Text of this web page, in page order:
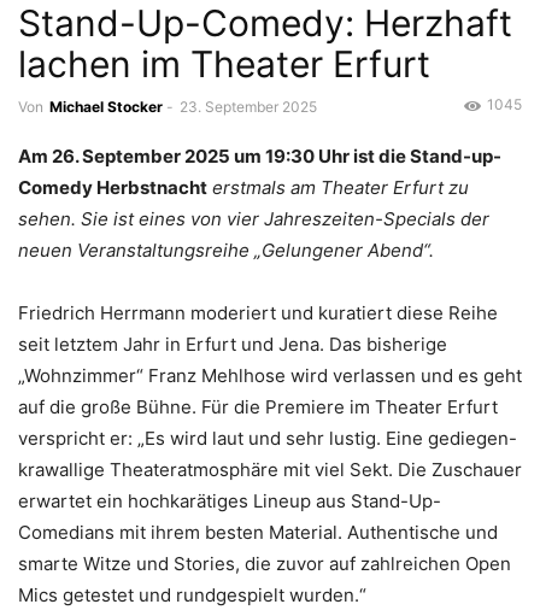
Stand-Up-Comedy: Herzhaft
lachen im Theater Erfurt
Von Michael Stocker - 23. September 2025 1045
Am 26. September 2025 um 19:30 Uhr ist die Stand-up-
Comedy Herbstnacht erstmals am Theater Erfurt zu
sehen. Sie ist eines von vier Jahreszeiten-Specials der
neuen Veranstaltungsreihe „Gelungener Abend“.
Friedrich Herrmann moderiert und kuratiert diese Reihe
seit letztem Jahr in Erfurt und Jena. Das bisherige
„Wohnzimmer“ Franz Mehlhose wird verlassen und es geht
auf die große Bühne. Für die Premiere im Theater Erfurt
verspricht er: „Es wird laut und sehr lustig. Eine gediegen-
krawallige Theateratmosphäre mit viel Sekt. Die Zuschauer
erwartet ein hochkarätiges Lineup aus Stand-Up-
Comedians mit ihrem besten Material. Authentische und
smarte Witze und Stories, die zuvor auf zahlreichen Open
Mics getestet und rundgespielt wurden.“